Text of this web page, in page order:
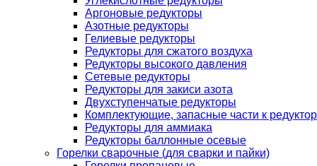
Аргоновые редукторы
Азотные редукторы
Гелиевые редукторы
Редукторы для сжатого воздуха
Редукторы высокого давления
Сетевые редукторы
Редукторы для закиси азота
Двухступенчатые редукторы
Комплектующие, запасные части к
Редукторы для аммиака
Редукторы баллонные осевые
Горелки сварочные (для сварки и пайки)